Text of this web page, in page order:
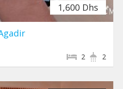
1,600 Dhs
2
2